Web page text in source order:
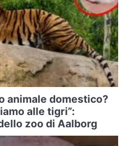
animale domestico?
alle tigri”:
zoo di Aalborg